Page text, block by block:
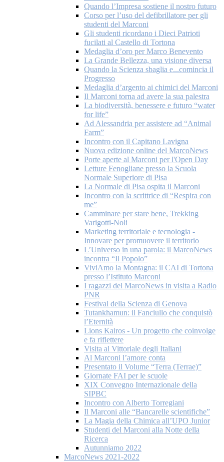
Quando l’Impresa sostiene il nostro futuro
Corso per l’uso del defibrillatore per gli
studenti del Marconi
Gli studenti ricordano i Dieci Patrioti
fucilati al Castello di Tortona
Medaglia d’oro per Marco Benevento
La Grande Bellezza, una visione diversa
Quando la Scienza sbaglia e...comincia il
Progresso
Medaglia d’argento ai chimici del Marconi
Il Marconi torna ad avere la sua palestra
La biodiversità, benessere e futuro “water
for life”
Ad Alessandria per assistere ad “Animal
Farm”
Incontro con il Capitano Lavigna
Nuova edizione online del MarcoNews
Porte aperte al Marconi per l'Open Day
Letture Fenogliane presso la Scuola
Normale Superiore di Pisa
La Normale di Pisa ospita il Marconi
Incontro con la scrittrice di “Respira con
me”
Camminare per stare bene, Trekking
Varigotti-Noli
Marketing territoriale e tecnologia -
Innovare per promuovere il territorio
L’Universo in una parola: il MarcoNews
incontra “Il Popolo”
ViviAmo la Montagna: il CAI di Tortona
presso l’Istituto Marconi
I ragazzi del MarcoNews in visita a Radio
PNR
Festival della Scienza di Genova
Tutankhamun: il Fanciullo che conquistò
l’Eternità
Lions Kairos - Un progetto che coinvolge
e fa riflettere
Visita al Vittoriale degli Italiani
Al Marconi l’amore conta
Presentato il Volume “Terra (Terrae)”
Giornate FAI per le scuole
XIX Convegno Internazionale della
SIPBC
Incontro con Alberto Torregiani
Il Marconi alle “Bancarelle scientifiche”
La Magia della Chimica all’UPO Junior
Studenti del Marconi alla Notte della
Ricerca
Autunniamo 2022
MarcoNews 2021-2022